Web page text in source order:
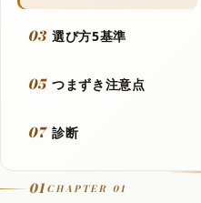
03 選び方5基準
05 つまずき注意点
07 診断
01CHAPTER 01